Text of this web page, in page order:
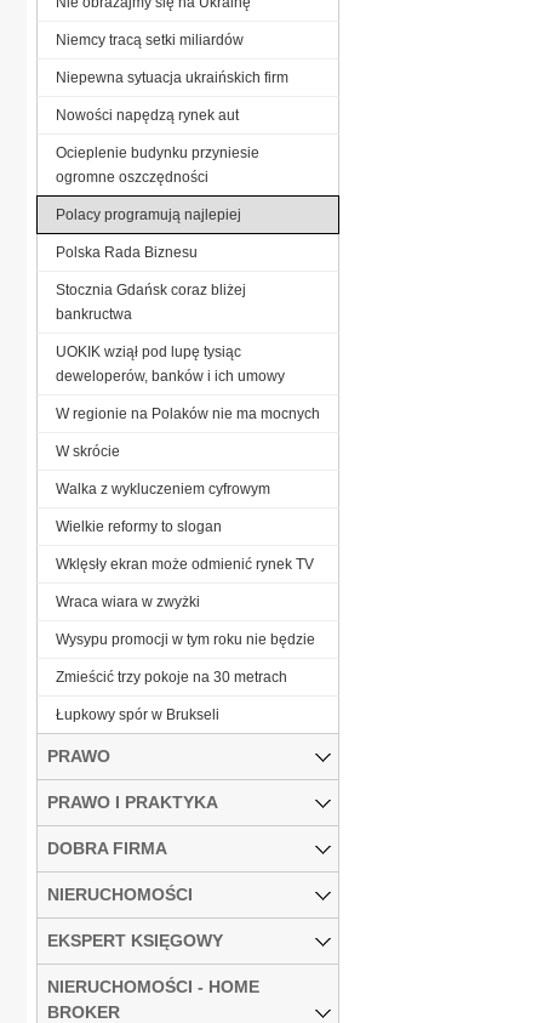
Niemcy tracą setki miliardów
Niepewna sytuacja ukraińskich firm
Nowości napędzą rynek aut
Ocieplenie budynku przyniesie
ogromne oszczędności
Polacy programują najlepiej
Polska Rada Biznesu
Stocznia Gdańsk coraz bliżej
bankructwa
UOKIK wziął pod lupę tysiąc
deweloperów, banków i ich umowy
W regionie na Polaków nie ma mocnych
W skrócie
Walka z wykluczeniem cyfrowym
Wielkie reformy to slogan
Wklęsły ekran może odmienić rynek TV
Wraca wiara w zwyżki
Wysypu promocji w tym roku nie będzie
Zmieścić trzy pokoje na 30 metrach
Łupkowy spór w Brukseli
PRAWO
PRAWO I PRAKTYKA
DOBRA FIRMA
NIERUCHOMOŚCI
EKSPERT KSIĘGOWY
NIERUCHOMOŚCI - HOME
BROKER